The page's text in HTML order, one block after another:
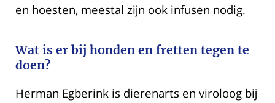
en hoesten, meestal zijn ook infusen nodig.
Wat is er bij honden en fretten tegen te
doen?
Herman Egberink is dierenarts en viroloog bij